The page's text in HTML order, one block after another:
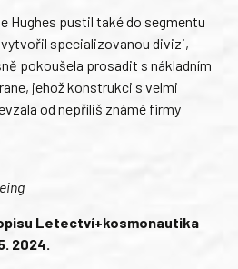
Hughes pustil také do segmentu
vytvořil specializovanou divizi,
pokoušela prosadit s nákladním
jehož konstrukci s velmi
od nepříliš známé firmy
Letectví+kosmonautika
2024.